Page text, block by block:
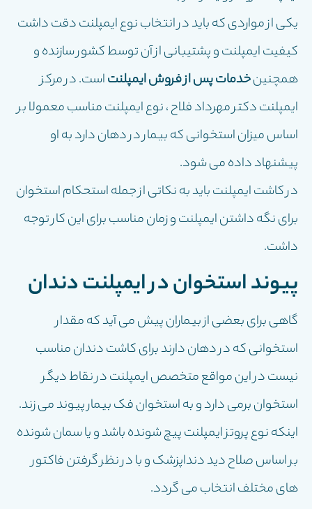
یکی از مواردی که باید در انتخاب نوع ایمپلنت دقت داشت
کیفیت ایمپلنت و پشتیبانی از آن توسط کشور سازنده و
همچنینخدمات پس از فروش ایمپلنتاست. در مرکز
ایمپلنت دکتر مهرداد فلاح ، نوع ایمپلنت مناسب معمولا بر
اساس میزان استخوانی که بیمار در دهان دارد به او
پیشنهاد داده می شود.
در کاشت ایمپلنت باید به نکاتی از جمله استحکام استخوان
برای نگه داشتن ایمپلنت و زمان مناسب برای این کار توجه
داشت.
پیوند استخوان در ایمپلنت دندان
گاهی برای بعضی از بیماران پیش می آید که مقدار
استخوانی که در دهان دارند برای کاشت دندان مناسب
نیست در این مواقع متخصص ایمپلنت در نقاط دیگر
استخوان برمی دارد و به استخوان فک بیمار پیوند می زند.
اینکه نوع پروتز ایمپلنت پیچ شونده باشد و یا سمان شونده
بر اساس صلاح دید دنداپزشک و با در نظر گرفتن فاکتور
های مختلف انتخاب می گردد.